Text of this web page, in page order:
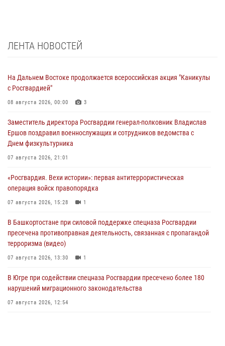
ЛЕНТА НОВОСТЕЙ
На Дальнем Востоке продолжается всероссийская акция "Каникулы
с Росгвардией"
08 августа 2026, 00:00 3
Заместитель директора Росгвардии генерал-полковник Владислав
Ершов поздравил военнослужащих и сотрудников ведомства с
Днем физкультурника
07 августа 2026, 21:01
«Росгвардия. Вехи истории»: первая антитеррористическая
операция войск правопорядка
07 августа 2026, 15:28 1
В Башкортостане при силовой поддержке спецназа Росгвардии
пресечена противоправная деятельность, связанная с пропагандой
терроризма (видео)
07 августа 2026, 13:30 1
В Югре при содействии спецназа Росгвардии пресечено более 180
нарушений миграционного законодательства
07 августа 2026, 12:54